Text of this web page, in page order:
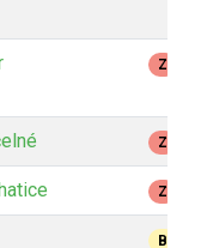
Z
Z
Z
B